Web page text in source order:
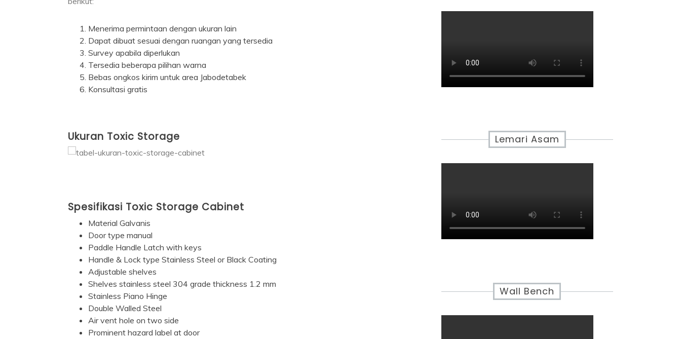
Menerima permintaan dengan ukuran lain
Dapat dibuat sesuai dengan ruangan yang tersedia
Survey apabila diperlukan
Tersedia beberapa pilihan warna
Bebas ongkos kirim untuk area Jabodetabek
Konsultasi gratis
Ukuran Toxic Storage
Spesifikasi Toxic Storage Cabinet
Material Galvanis
Door type manual
Paddle Handle Latch with keys
Handle & Lock type Stainless Steel or Black Coating
Adjustable shelves
Shelves stainless steel 304 grade thickness 1.2 mm
Stainless Piano Hinge
Double Walled Steel
Air vent hole on two side
Prominent hazard label at door
Lemari Asam
Wall Bench